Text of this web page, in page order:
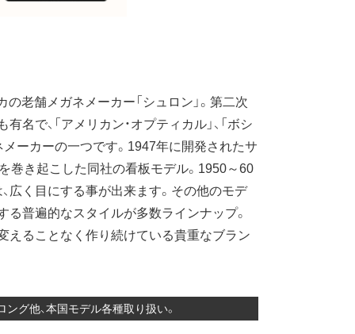
老舗メガネメーカー「シュロン」。第二次
で、「アメリカン・オプティカル」、「ボシ
メーカーの一つです。1947年に開発されたサ
巻き起こした同社の看板モデル。1950～60
広く目にする事が出来ます。その他のモデ
る普遍的なスタイルが多数ラインナップ。
えることなく作り続けている貴重なブラン
グ他、本国モデル各種取り扱い。